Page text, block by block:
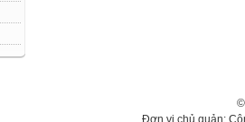
Đơn vị chủ quản: